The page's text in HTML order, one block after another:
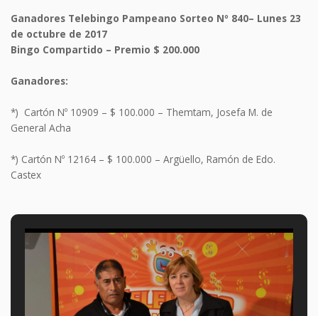
Ganadores Telebingo Pampeano Sorteo Nº 840– Lunes 23
de octubre de 2017
Bingo Compartido – Premio $ 200.000
Ganadores:
*) Cartón Nº 10909 – $ 100.000 – Themtam, Josefa M. de
General Acha
*) Cartón Nº 12164 – $ 100.000 – Argüello, Ramón de Edo.
Castex